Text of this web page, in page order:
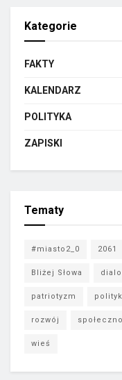
Kategorie
FAKTY
KALENDARZ
POLITYKA
ZAPISKI
Tematy
#miasto2_0 2061
Bliżej Słowa
patriotyzm
rozwój
wieś